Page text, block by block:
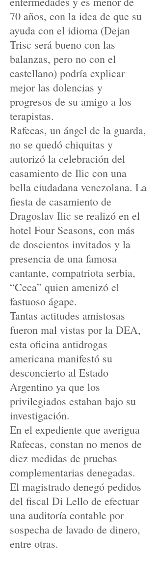
70 años, con la idea de que su
ayuda con el idioma (Dejan
Trisc será bueno con las
balanzas, pero no con el
castellano) podría explicar
mejor las dolencias y
progresos de su amigo a los
terapistas.
Rafecas, un ángel de la guarda,
no se quedó chiquitas y
autorizó la celebración del
casamiento de Ilic con una
bella ciudadana venezolana. La
fiesta de casamiento de
Dragoslav Ilic se realizó en el
hotel Four Seasons, con más
de doscientos invitados y la
presencia de una famosa
cantante, compatriota serbia,
“Ceca” quien amenizó el
fastuoso ágape.
Tantas actitudes amistosas
fueron mal vistas por la DEA,
esta oficina antidrogas
americana manifestó su
desconcierto al Estado
Argentino ya que los
privilegiados estaban bajo su
investigación.
En el expediente que averigua
Rafecas, constan no menos de
diez medidas de pruebas
complementarias denegadas.
El magistrado denegó pedidos
del fiscal Di Lello de efectuar
una auditoría contable por
sospecha de lavado de dinero,
entre otras.